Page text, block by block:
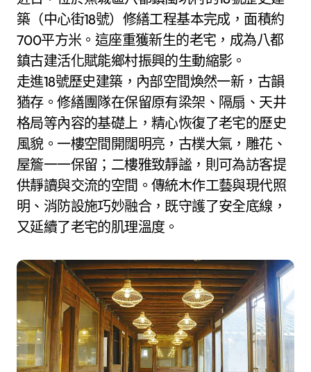
築（中心街18號）修繕工程基本完成，面積約
700平方米。這座重獲新生的老宅，成為八都
鎮古建活化賦能鄉村振興的生動縮影。
走進18號歷史建築，內部空間煥然一新，古韻
猶存。修繕團隊在保留原有梁架、隔扇、天井
格局等內容的基礎上，精心恢復了老宅的歷史
風貌。一樓空間開闊明亮，古樸大氣，雕花、
屋簷一一保留；二樓雅致靜謐，則可為訪客提
供靜讀與交流的空間。傳統木作工藝與現代照
明、消防設施巧妙融合，既守護了安全底線，
又延續了老宅的肌理溫度。